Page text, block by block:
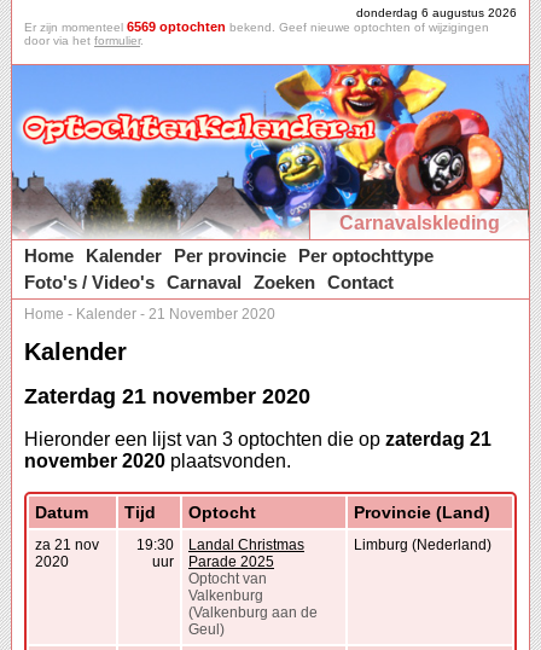
donderdag 6 augustus 2026
Er zijn momenteel 6569 optochten bekend. Geef nieuwe optochten of wijzigingen
door via het formulier.
Carnavalskleding
Home
Kalender Per provincie
Per optochttype
Foto's / Video's Carnaval Zoeken Contact
Home - Kalender - 21 November 2020
Kalender
Zaterdag 21 november 2020
Hieronder een lijst van 3 optochten die op zaterdag 21
november 2020 plaatsvonden.
Datum Tijd Optocht Provincie (Land)
za 21 nov
2020
19:30
uur
Landal Christmas
Parade 2025
Optocht van
Valkenburg
(Valkenburg aan de
Geul)
Limburg (Nederland)